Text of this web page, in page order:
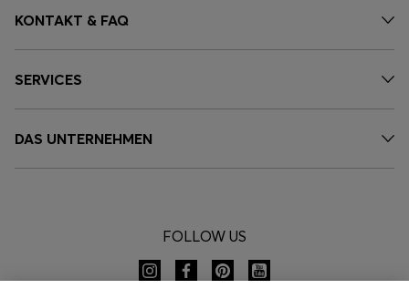
KONTAKT & FAQ
SERVICES
DAS UNTERNEHMEN
FOLLOW US